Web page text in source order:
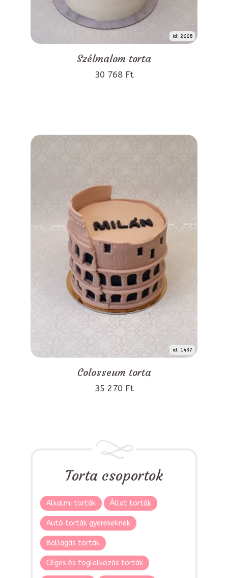
id: 2668
Szélmalom torta
30 768 Ft
id: 1437
Colosseum torta
35 270 Ft
Torta csoportok
Alkalmi torták Állat torták
Autó torták gyerekeknek
Ballagás torták
Céges és foglalkozás torták